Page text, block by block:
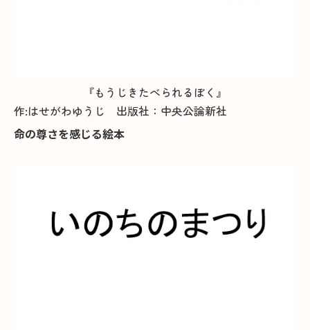
『もうじきたべられるぼく』
作:はせがわゆうじ 出版社：中央公論新社
命の尊さを感じる絵本